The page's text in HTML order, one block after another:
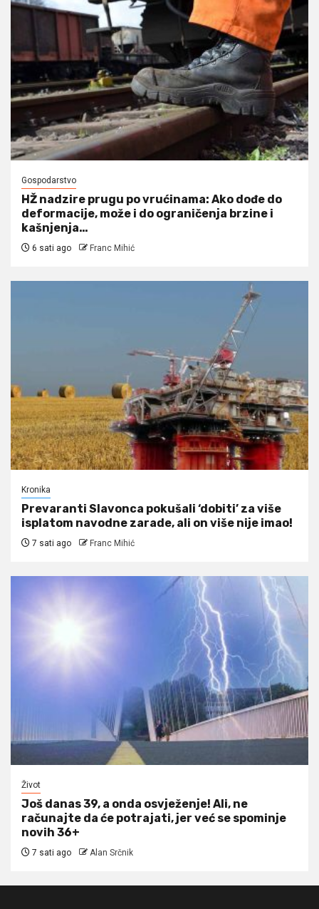
Gospodarstvo
HŽ nadzire prugu po vrućinama: Ako dođe do
deformacije, može i do ograničenja brzine i
kašnjenja…
6 sati ago Franc Mihić
Kronika
Prevaranti Slavonca pokušali ‘dobiti’ za više
isplatom navodne zarade, ali on više nije imao!
7 sati ago Franc Mihić
Život
Još danas 39, a onda osvježenje! Ali, ne
računajte da će potrajati, jer već se spominje
novih 36+
7 sati ago Alan Srčnik